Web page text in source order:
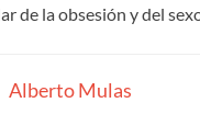
de la obsesión y del
Alberto Mulas